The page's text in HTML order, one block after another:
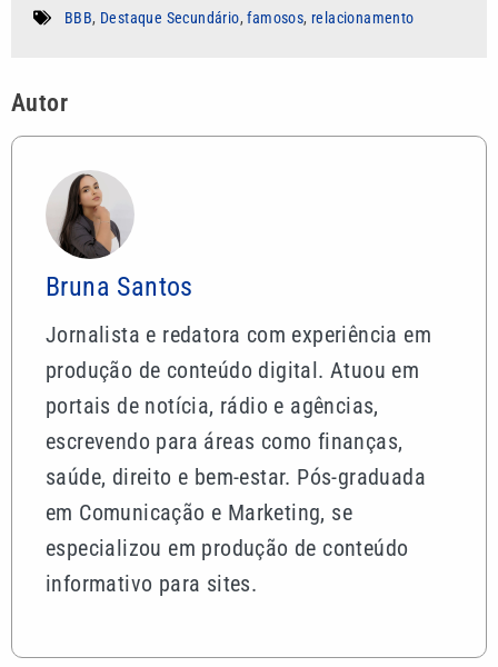
BBB, Destaque Secundário,famosos, relacionamento
Autor
Bruna Santos
Jornalista e redatora com experiência em
produção de conteúdo digital. Atuou em
portais de notícia, rádio e agências,
escrevendo para áreas como finanças,
saúde, direito e bem-estar. Pós-graduada
em Comunicação e Marketing, se
especializou em produção de conteúdo
informativo para sites.